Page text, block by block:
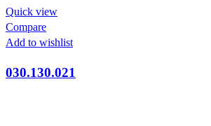
Quick view
Compare
Add to wishlist
030.130.021